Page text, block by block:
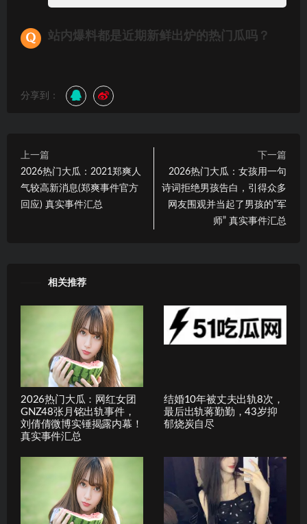
站内爆料都是近期新鲜出炉的热门瓜吗？
分享到：
上一篇
2026热门大瓜：2021郑爽人
气较高新消息(郑爽事件官方
回应) 真实事件汇总
下一篇
2026热门大瓜：女孩用一句
诗词拒绝男孩告白，引得众多
网友围观并当起了男孩的“军
师” 真实事件汇总
相关推荐
2026热门大瓜：网红女团
GNZ48张月铭出轨事件，
刘倩倩微博实锤揭露内幕！
真实事件汇总
结婚10年被丈夫出轨8次，
最后出轨蒋勤勤，43岁抑
郁烧炭自尽